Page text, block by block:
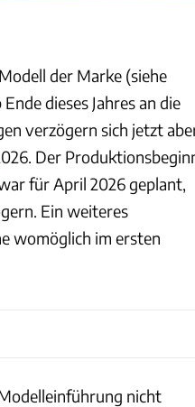
der Marke (siehe
dieses Jahres an die
verzögern sich jetzt
Der
für April 2026 geplant,
Ein weiteres
womöglich im ersten
nicht